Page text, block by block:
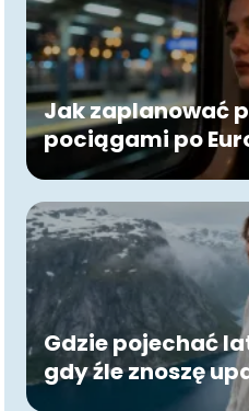
Jak zaplanować
pociągami po
Gdzie pojechać
gdy źle znoszę